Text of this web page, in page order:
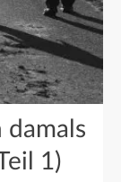
damals
1)